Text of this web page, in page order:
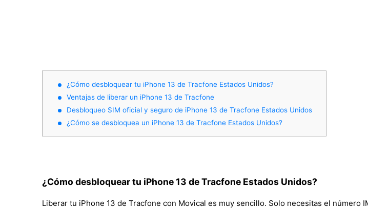
¿Cómo desbloquear tu iPhone 13 de Tracfone Estados Unidos?
Ventajas de liberar un iPhone 13 de Tracfone
Desbloqueo SIM oficial y seguro de iPhone 13 de Tracfone Estados Unidos
¿Cómo se desbloquea un iPhone 13 de Tracfone Estados Unidos?
¿Cómo desbloquear tu iPhone 13 de Tracfone Estados Unidos?
Liberar tu iPhone 13 de Tracfone con Movical es muy sencillo. Solo necesitas el número